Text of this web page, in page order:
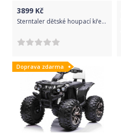
3899 Kč
Sterntaler dětské houpací křeslo oslík Emmi 9902000
Doprava zdarma